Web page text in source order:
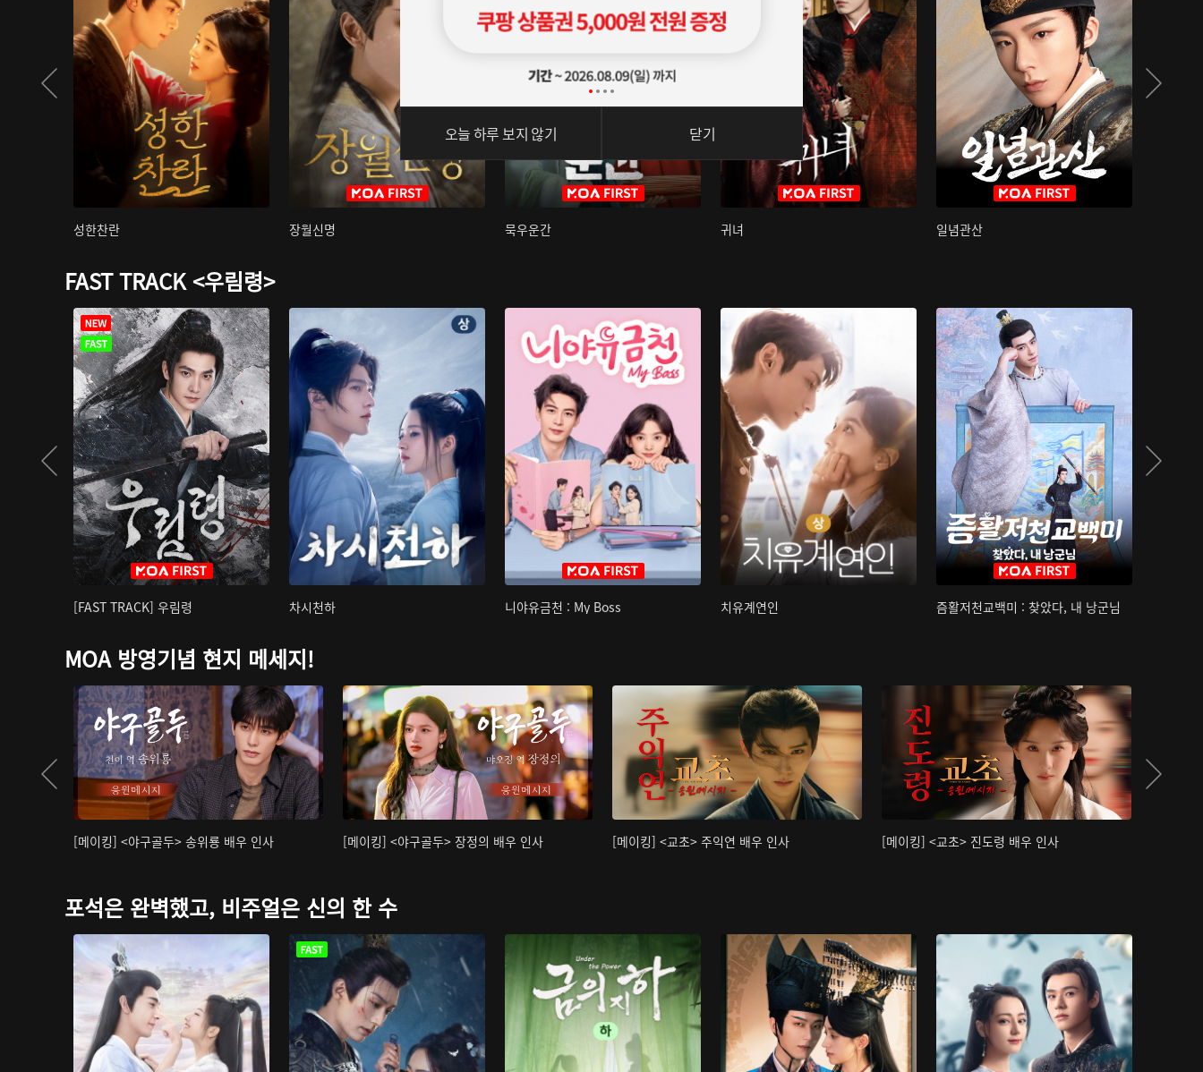
성한찬란 장월신명 묵우운간 귀녀 일념관산
FAST TRACK <우림령>
[FAST TRACK] 우림령 차시천하 니야유금천 : My Boss 치유계연인 즘활저천교백미 : 찾았다, 내 낭군님
MOA 방영기념 현지 메세지!
[메이킹] <야구골두> 송위룡 배우 인사 [메이킹] <야구골두> 장정의 배우 인사 [메이킹] <교초> 주익연 배우 인사 [메이킹] <교초> 진도령 배우 인사
포석은 완벽했고, 비주얼은 신의 한 수
오늘 하루 보지 않기 닫기